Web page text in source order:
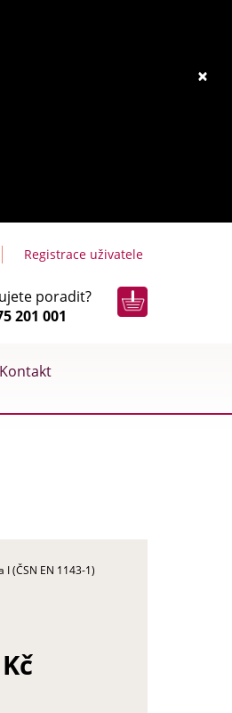
×
Registrace uživatele
poradit?
201 001
Kontakt
(ČSN EN 1143-1)